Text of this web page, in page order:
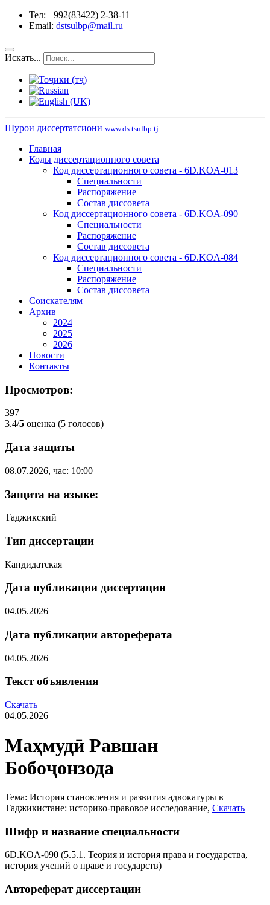
Тел: +992(83422) 2-38-11
Email: dstsulbp@mail.ru
Искать...
Шурои диссертатсионӣ www.ds.tsulbp.tj
Главная
Коды диссертационного совета
Код диссертационного совета - 6D.KOA-013
Специальности
Распоряжение
Состав диссовета
Код диссертационного совета - 6D.KOA-090
Специальности
Распоряжение
Состав диссовета
Код диссертационного совета - 6D.KOA-084
Специальности
Распоряжение
Состав диссовета
Соискателям
Архив
2024
2025
2026
Новости
Контакты
Просмотров:
397
3.4/5 оценка (5 голосов)
Дата защиты
08.07.2026, час: 10:00
Защита на языке:
Таджикский
Тип диссертации
Кандидатская
Дата публикации диссертации
04.05.2026
Дата публикации автореферата
04.05.2026
Текст объявления
Скачать
04.05.2026
Маҳмудӣ Равшан
Бобоҷонзода
Тема: История становления и развития адвокатуры в
Таджикистане: историко-правовое исследование, Скачать
Шифр и название специальности
6D.KOA-090 (5.5.1. Теория и история права и государства,
история учений о праве и государств)
Автореферат диссертации